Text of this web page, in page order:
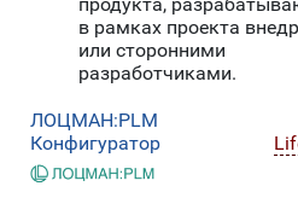
в рамках проекта
или сторонними
разработчиками.
ЛОЦМАН:PLM
Конфигуратор